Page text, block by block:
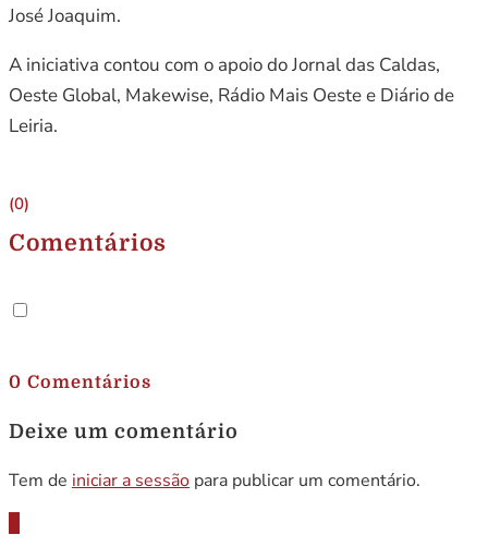
José Joaquim.
A iniciativa contou com o apoio do Jornal das Caldas,
Oeste Global, Makewise, Rádio Mais Oeste e Diário de
Leiria.
(0)
Comentários
0 Comentários
Deixe um comentário
Tem de iniciar a sessão para publicar um comentário.